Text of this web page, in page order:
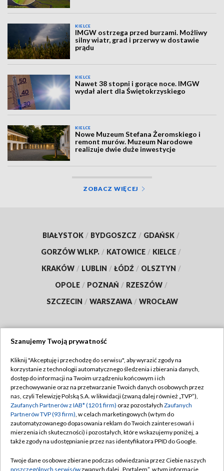
KIELCE
IMGW ostrzega przed burzami. Możliwy
silny wiatr, grad i przerwy w dostawie
prądu
KIELCE
Nawet 38 stopni i gorące noce. IMGW
wydał alert dla Świętokrzyskiego
KIELCE
Nowe Muzeum Stefana Żeromskiego i
remont murów. Muzeum Narodowe
realizuje dwie duże inwestycje
ZOBACZ WIĘCEJ
BIAŁYSTOK / BYDGOSZCZ / GDAŃSK /
GORZÓW WLKP. / KATOWICE / KIELCE /
KRAKÓW / LUBLIN / ŁÓDŹ / OLSZTYN /
OPOLE / POZNAŃ / RZESZÓW /
SZCZECIN / WARSZAWA / WROCŁAW
TVP
Abonament TVP
Emisja w TVP
Centrum informacji TVP
Naziemna Telewizja Cyfrowa
Rada Programowa
Regulamin TVP
Polityka prywatności
Moje zgody
Pomoc
Szanujemy Twoją prywatność
Kliknij "Akceptuję i przechodzę do serwisu", aby wyrazić zgody na
korzystanie z technologii automatycznego śledzenia i zbierania danych,
dostęp do informacji na Twoim urządzeniu końcowym i ich
przechowywanie oraz na przetwarzanie Twoich danych osobowych przez
nas, czyli Telewizję Polską S.A. w likwidacji (zwaną dalej również „TVP”),
Zaufanych Partnerów z IAB* (1201 firm) oraz pozostałych Zaufanych
Partnerów TVP (93 firm), w celach marketingowych (w tym do
zautomatyzowanego dopasowania reklam do Twoich zainteresowań i
mierzenia ich skuteczności) i pozostałych, które wskazujemy poniżej, a
także zgody na udostępnianie przez nas identyfikatora PPID do Google.
Twoje dane osobowe zbierane podczas odwiedzania przez Ciebie naszych
poszczególnych serwisówzwanych dalej „Portalem”, w tym informacje